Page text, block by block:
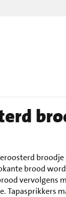
brood
vervolgens
Tapasprikkers